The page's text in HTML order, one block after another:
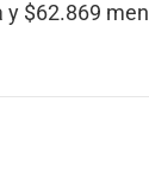
$62.869